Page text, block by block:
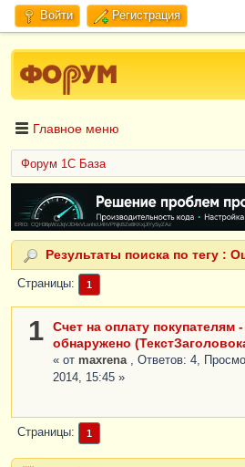
Войти Регистрация
Главное меню
Форум 1C База
ERID: CQH36pWzJqVJD4xVLsnhcU4hVPNjkBZe8KKxjJiYySyZAz
Результаты поиска по тегу :
Страницы 1
1
Счет на оплату покупателям
обнаружено
« от maxrena
, Ответов: 4,
2014, 15:45 »
Страницы 1